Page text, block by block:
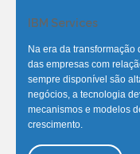
IBM Services
Na era da
das empresas com
sempre disponível são
negócios, a tecnologia
mecanismos e modelos
crescimento.